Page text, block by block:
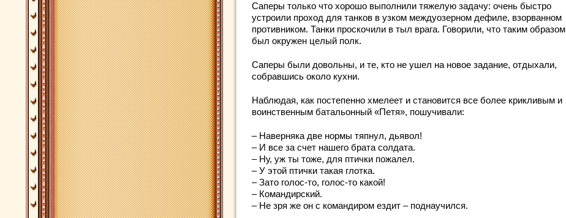
Саперы только что хорошо выполнили тяжелую задачу: очень быстро
устроили проход для танков в узком междуозерном дефиле, взорванном
противником. Танки проскочили в тыл врага. Говорили, что таким образом
был окружен целый полк.
Саперы были довольны, и те, кто не ушел на новое задание, отдыхали,
собравшись около кухни.
Наблюдая, как постепенно хмелеет и становится все более крикливым и
воинственным батальонный «Петя», пошучивали:
– Наверняка две нормы тяпнул, дьявол!
– И все за счет нашего брата солдата.
– Ну, уж ты тоже, для птички пожалел.
– У этой птички такая глотка.
– Зато голос-то, голос-то какой!
– Командирский.
– Не зря же он с командиром ездит – поднаучился.